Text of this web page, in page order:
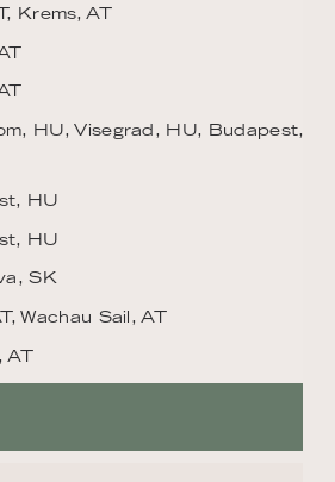
Krems, AT
HU, Visegrad, HU, Budapest,
HU
HU
SK
Wachau Sail, AT
AT